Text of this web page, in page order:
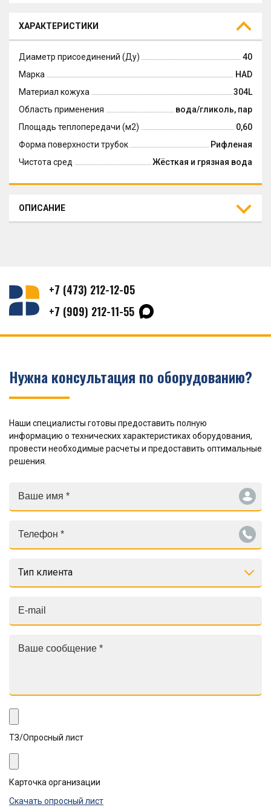
ХАРАКТЕРИСТИКИ
Диаметр присоединений (Ду)
40
Марка
HAD
Материал кожуха
304L
Область применения
вода/гликоль, пар
Площадь теплопередачи (м2)
0,60
Форма поверхности трубок
Рифленая
Чистота сред
Жёсткая и грязная вода
ОПИСАНИЕ
+7 (473) 212-12-05
+7 (909) 212-11-55
Нужна консультация по оборудованию?
Наши специалисты готовы предоставить полную
информацию о технических характеристиках оборудования,
провести необходимые расчеты и предоставить оптимальные
решения.
Тип клиента
ТЗ/Опросный лист
Карточка организации
Скачать опросный лист